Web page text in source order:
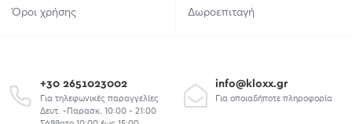
Όροι χρήσης
Δωροεπιταγή
+30 2651023002
Για τηλεφωνικές παραγγελίες
Δευτ. -Παρασκ. 10:00 - 21:00
info@kloxx.gr
Για οποιαδήποτε πληροφορία